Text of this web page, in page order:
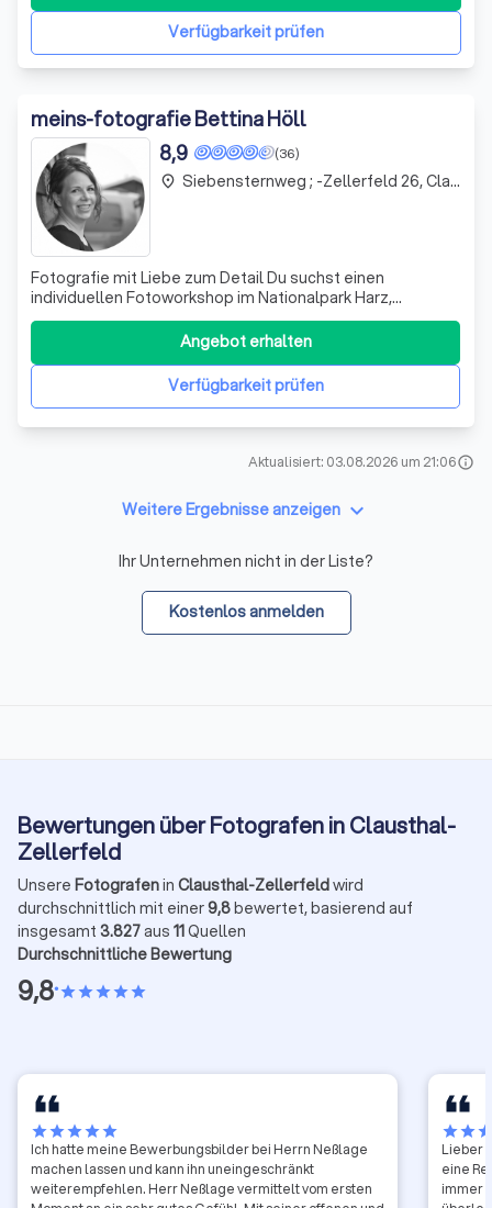
Verfügbarkeit prüfen
meins-fotografie Bettina Höll
(36)
8,9
Fotografie mit Liebe zum Detail Du suchst einen
individuellen Fotoworkshop im Nationalpark Harz,
möchtest Deine Kamera besser kennenlernen oder Deine
Kenntnisse in der Fotografie vertiefen? Du sucht eine
Fotografin die dein Produkt, Gebäude oder
Ferienwohnung fotografisch ins rechte Licht setzt?
Verfügbarkeit prüfen
Angebot erhalten
place Siebensternweg ; -Zellerfeld 26, Clausthal-Zellerfeld
Aktualisiert: 03.08.2026 um 21:06info
Weitere Ergebnisse anzeigen keyboard_arrow_down
Ihr Unternehmen nicht in der Liste?
Kostenlos anmelden
Bewertungen über Fotografen in Clausthal-
Zellerfeld
Unsere Fotografenin Clausthal-Zellerfeldwird
durchschnittlich mit einer9,8bewertet, basierend auf
insgesamt 3.827aus 11Quellen
Durchschnittliche Bewertung
9,8•starstarstarstarstar
starstarstarstarstar
Ich hatte meine Bewerbungsbilder bei Herrn Neßlage
machen lassen und kann ihn uneingeschränkt
weiterempfehlen. Herr Neßlage vermittelt vom ersten
starstar
Lieber
eine
immer